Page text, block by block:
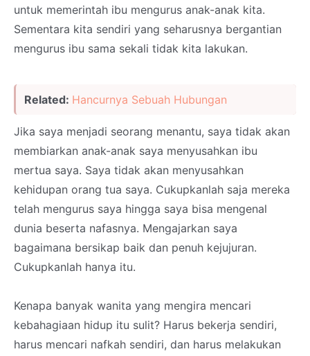
untuk memerintah ibu mengurus anak-anak kita.
Sementara kita sendiri yang seharusnya bergantian
mengurus ibu sama sekali tidak kita lakukan.
Related: Hancurnya Sebuah Hubungan
Jika saya menjadi seorang menantu, saya tidak akan
membiarkan anak-anak saya menyusahkan ibu
mertua saya. Saya tidak akan menyusahkan
kehidupan orang tua saya. Cukupkanlah saja mereka
telah mengurus saya hingga saya bisa mengenal
dunia beserta nafasnya. Mengajarkan saya
bagaimana bersikap baik dan penuh kejujuran.
Cukupkanlah hanya itu.
Kenapa banyak wanita yang mengira mencari
kebahagiaan hidup itu sulit? Harus bekerja sendiri,
harus mencari nafkah sendiri, dan harus melakukan